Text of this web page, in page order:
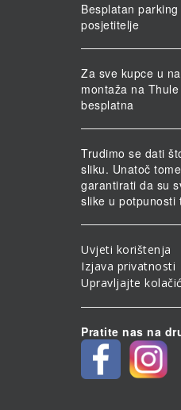
Besplatan
posjetitelje
Za sve kupce u
montaža na
besplatna
Trudimo se dati
sliku. Unatoč
garantirati da su
slike u potpunosti
Uvjeti korištenja
Izjava privatnosti
Upravljajte
Pratite nas na